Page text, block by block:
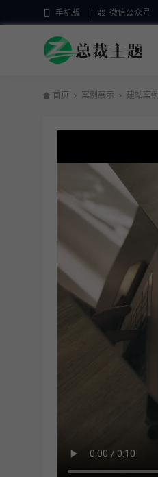
手机版 微信公众号
首页 案例展示 建站案例